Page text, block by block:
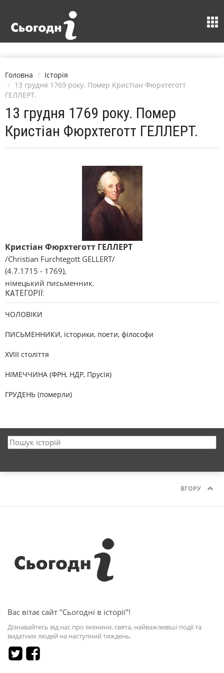
Головна
Історія
13 грудня 1769 року. Помер Кристіан Фюрхтеготт
ГЕЛЛЕРТ.
13 грудня 1769 року. Помер
Кристіан Фюрхтеготт ГЕЛЛЕРТ.
Кристіан Фюрхтеготт ГЕЛЛЕРТ
/Christian Furchtegott GELLERT/
(4.7.1715 - 1769),
німецький письменник.
КАТЕГОРІЇ:
ЧОЛОВІКИ
ПИСЬМЕННИКИ, історики, поети, філософи
XVIII століття
НІМЕЧЧИНА (ФРН, НДР, Прусія)
ГРУДЕНЬ (померли)
ВГОРУ
Вас вітає сайт "Сьогодні в історії"!
Дізнавайтесь від нас про іменини, свята, найважливіші події та
видатних людей на наступний тиждень.